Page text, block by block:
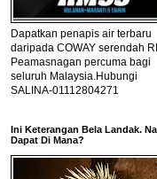
Dapatkan penapis air terbaru
daripada COWAY serendah
Peamasnagan percuma bagi
seluruh Malaysia.Hubungi
SALINA-01112804271
Ini Keterangan Bela Landak.
Dapat Di Mana?